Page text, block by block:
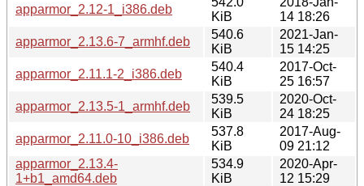
apparmor_2.12-1_i386.deb
KiB
14 18:26
apparmor_2.13.6-7_armhf.deb
540.6
KiB
2021-Jan-
15 14:25
apparmor_2.11.1-2_i386.deb
540.4
KiB
2017-Oct-
25 16:57
apparmor_2.13.5-1_armhf.deb
539.5
KiB
2020-Oct-
24 18:25
apparmor_2.11.0-10_i386.deb
537.8
KiB
2017-Aug-
09 21:12
apparmor_2.13.4-
1+b1_amd64.deb
534.9
KiB
2020-Apr-
12 15:29